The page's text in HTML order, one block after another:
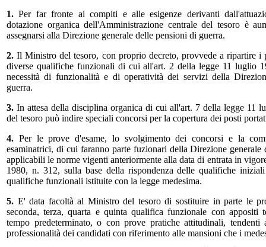
1.Per far fronte ai compiti e alle esigenze derivanti
dotazione organica dell'Amministrazione centrale del tesoro è
assegnarsi alla Direzione generale delle pensioni di guerra.
2.Il Ministro del tesoro, con proprio decreto, provvede a ripartire i
diverse qualifiche funzionali di cui all'art. 2 della legge 11 luglio
necessità di funzionalità e di operatività dei servizi della
guerra.
3. In attesa della disciplina organica di cui all'art. 7 della legge 11
del tesoro può indire speciali concorsi per la copertura dei posti
4. Per le prove d'esame, lo svolgimento dei concorsi e la
esaminatrici, di cui faranno parte fuzionari della Direzione generale
applicabili le norme vigenti anteriormente alla data di entrata in
1980, n. 312, sulla base della rispondenza delle qualifiche
qualifiche funzionali istituite con la legge medesima.
5. E' data facoltà al Ministro del tesoro di sostituire in parte le
seconda, terza, quarta e quinta qualifica funzionale con appositi
tempo predeterminato, o con prove pratiche attitudinali,
professionalità dei candidati con riferimento alle mansioni che i